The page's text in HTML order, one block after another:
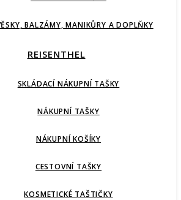
BALZÁMY, MANIKŮRY A DOPLŇKY
REISENTHEL
SKLÁDACÍ NÁKUPNÍ TAŠKY
NÁKUPNÍ TAŠKY
NÁKUPNÍ KOŠÍKY
CESTOVNÍ TAŠKY
KOSMETICKÉ TAŠTIČKY